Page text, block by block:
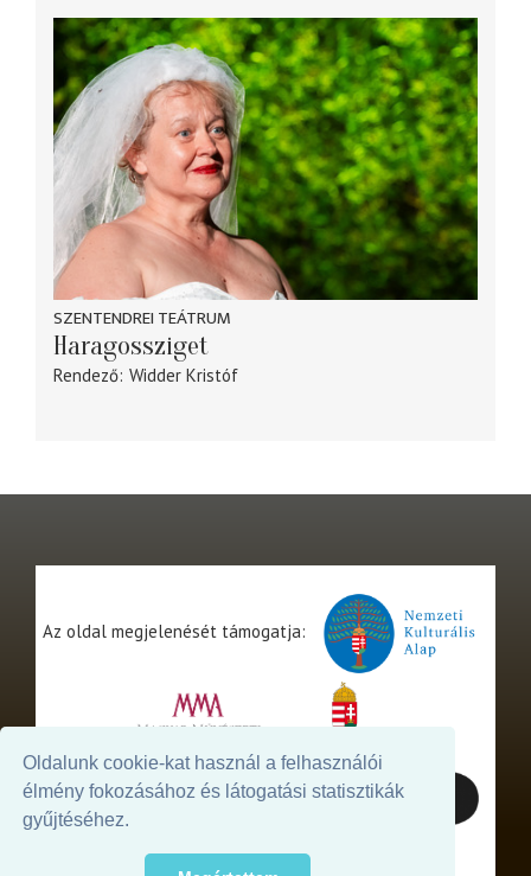
Oldalunk cookie-kat használ a felhasználói
élmény fokozásához és látogatási statisztikák
gyűjtéséhez.
SZENTENDREI TEÁTRUM
Haragossziget
Rendező Widder Kristóf
Az oldal megjelenését támogatja: